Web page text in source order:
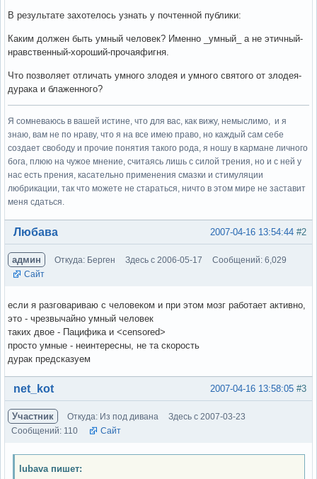
В результате захотелось узнать у почтенной публики:
Каким должен быть умный человек? Именно _умный_ а не этичный-
нравственный-хороший-прочаяфигня.
Что позволяет отличать умного злодея и умного святого от злодея-
дурака и блаженного?
Я сомневаюсь в вашей истине, что для вас, как вижу, немыслимо, и я
знаю, вам не по нраву, что я на все имею право, но каждый сам себе
создает свободу и прочие понятия такого рода, я ношу в кармане личного
бога, плюю на чужое мнение, считаясь лишь с силой трения, но и с ней у
нас есть прения, касательно применения смазки и стимуляции
любрикации, так что можете не стараться, ничто в этом мире не заставит
меня сдаться.
Вне форума #2
2007-04-16 13:54:44
Любава
админ Откуда: Берген Здесь с 2006-05-17
Сообщений: 6,029
Сайт
если я разговариваю с человеком и при этом мозг работает активно,
это - чрезвычайно умный человек
таких двое - Пацифика и <censored>
просто умные - неинтересны, не та скорость
дурак предсказуем
Вне форума #3
2007-04-16 13:58:05
net_kot
Участник Откуда: Из под дивана
Здесь с 2007-03-23
Сообщений: 110
Сайт
lubava пишет: